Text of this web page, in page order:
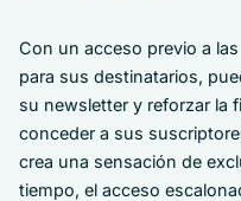
Con un acceso previo a
para sus destinatarios,
su newsletter y reforzar la
conceder a sus
crea una sensación de
tiempo, el acceso